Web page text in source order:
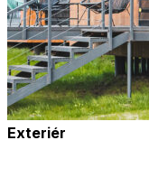
Exteriér